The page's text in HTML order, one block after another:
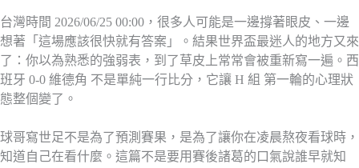
台灣時間 2026/06/25 00:00，很多人可能是一邊撐著眼皮、一邊
想著「這場應該很快就有答案」。結果世界盃最迷人的地方又來
了：你以為熟悉的強弱表，到了草皮上常常會被重新寫一遍。西
班牙 0-0 維德角 不是單純一行比分，它讓 H 組 第一輪的心理狀
態整個變了。
球哥寫世足不是為了預測賽果，是為了讓你在凌晨熬夜看球時，
知道自己在看什麼。這篇不是要用賽後諸葛的口氣說誰早就知